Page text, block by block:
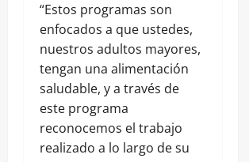
“Estos programas son
enfocados a que ustedes,
nuestros adultos mayores,
tengan una alimentación
saludable, y a través de
este programa
reconocemos el trabajo
realizado a lo largo de su